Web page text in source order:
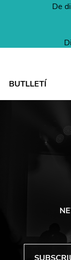
De
BUTLLETÍ